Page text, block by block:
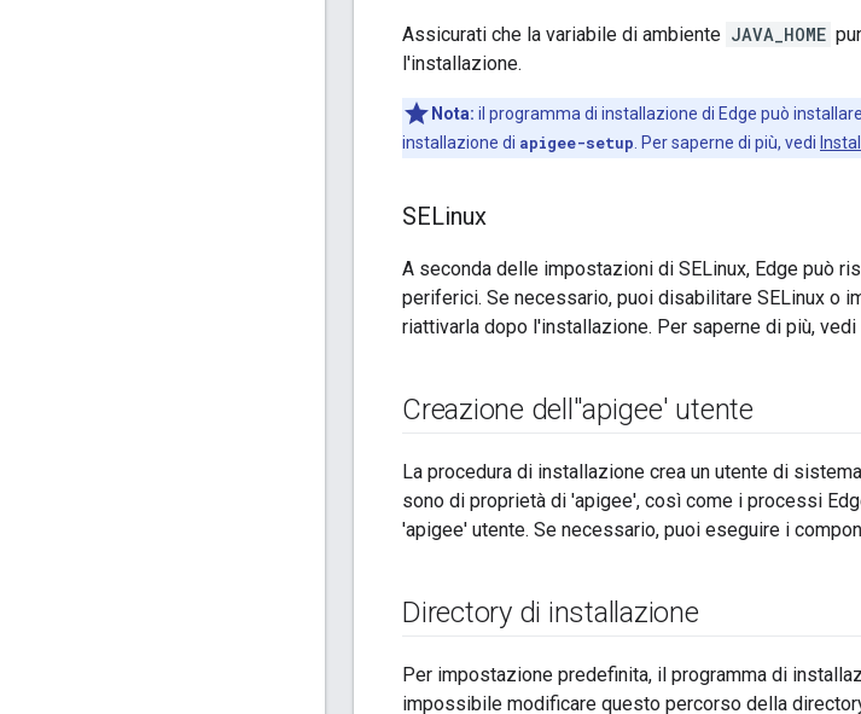
Assicurati che la variabile di ambiente JAVA_HOME
l'installazione.
Nota: il programma di installazione di Edge può
installazione di apigee-setup . Per saperne di più, vedi
SELinux
A seconda delle impostazioni di SELinux, Edge può
periferici. Se necessario, puoi disabilitare SELinux o
riattivarla dopo l'installazione. Per saperne di più, vedi
Creazione dell''apigee' utente
La procedura di installazione crea un utente di
sono di proprietà di 'apigee', così come i processi
'apigee' utente. Se necessario, puoi eseguire i
Directory di installazione
Per impostazione predefinita, il programma di
impossibile modificare questo percorso della